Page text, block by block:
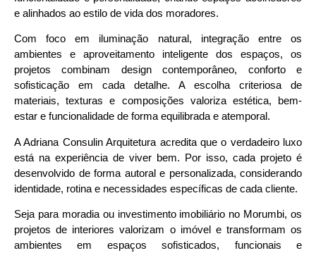
e alinhados ao estilo de vida dos moradores.
Com foco em iluminação natural, integração entre os
ambientes e aproveitamento inteligente dos espaços, os
projetos combinam design contemporâneo, conforto e
sofisticação em cada detalhe. A escolha criteriosa de
materiais, texturas e composições valoriza estética, bem-
estar e funcionalidade de forma equilibrada e atemporal.
A Adriana Consulin Arquitetura acredita que o verdadeiro luxo
está na experiência de viver bem. Por isso, cada projeto é
desenvolvido de forma autoral e personalizada, considerando
identidade, rotina e necessidades específicas de cada cliente.
Seja para moradia ou investimento imobiliário no Morumbi, os
projetos de interiores valorizam o imóvel e transformam os
ambientes em espaços sofisticados, funcionais e